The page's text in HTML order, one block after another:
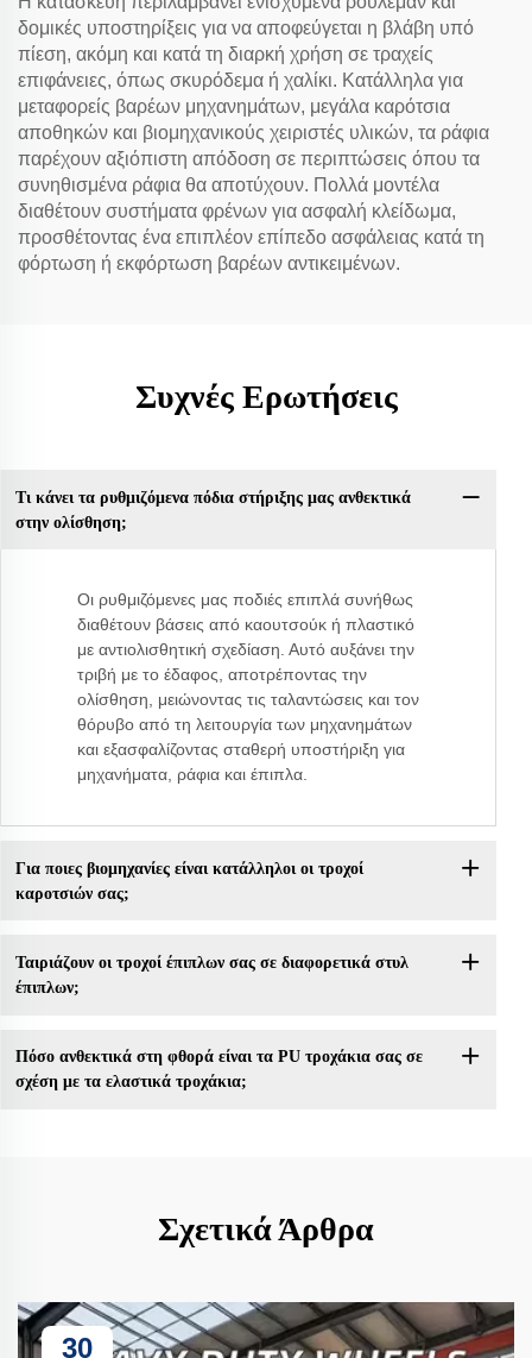
δομικές υποστηρίξεις για να αποφεύγεται η βλάβη υπό
πίεση, ακόμη και κατά τη διαρκή χρήση σε τραχείς
επιφάνειες, όπως σκυρόδεμα ή χαλίκι. Κατάλληλα για
μεταφορείς βαρέων μηχανημάτων, μεγάλα καρότσια
αποθηκών και βιομηχανικούς χειριστές υλικών, τα ράφια
παρέχουν αξιόπιστη απόδοση σε περιπτώσεις όπου τα
συνηθισμένα ράφια θα αποτύχουν. Πολλά μοντέλα
διαθέτουν συστήματα φρένων για ασφαλή κλείδωμα,
προσθέτοντας ένα επιπλέον επίπεδο ασφάλειας κατά τη
φόρτωση ή εκφόρτωση βαρέων αντικειμένων.
Συχνές Ερωτήσεις
Τι κάνει τα ρυθμιζόμενα πόδια στήριξης μας ανθεκτικά
στην ολίσθηση;
Οι ρυθμιζόμενες μας ποδιές επιπλά συνήθως
διαθέτουν βάσεις από καουτσούκ ή πλαστικό
με αντιολισθητική σχεδίαση. Αυτό αυξάνει την
τριβή με το έδαφος, αποτρέποντας την
ολίσθηση, μειώνοντας τις ταλαντώσεις και τον
θόρυβο από τη λειτουργία των μηχανημάτων
και εξασφαλίζοντας σταθερή υποστήριξη για
μηχανήματα, ράφια και έπιπλα.
Για ποιες βιομηχανίες είναι κατάλληλοι οι τροχοί
καροτσιών σας;
Ταιριάζουν οι τροχοί έπιπλων σας σε διαφορετικά στυλ
έπιπλων;
Πόσο ανθεκτικά στη φθορά είναι τα PU τροχάκια σας σε
σχέση με τα ελαστικά τροχάκια;
Σχετικά Άρθρα
30